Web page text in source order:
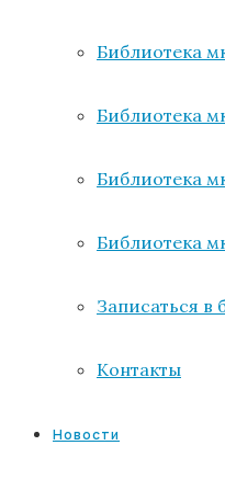
Библиотека
Библиотека
Библиотека
Библиотека
Записаться в
Контакты
Новости